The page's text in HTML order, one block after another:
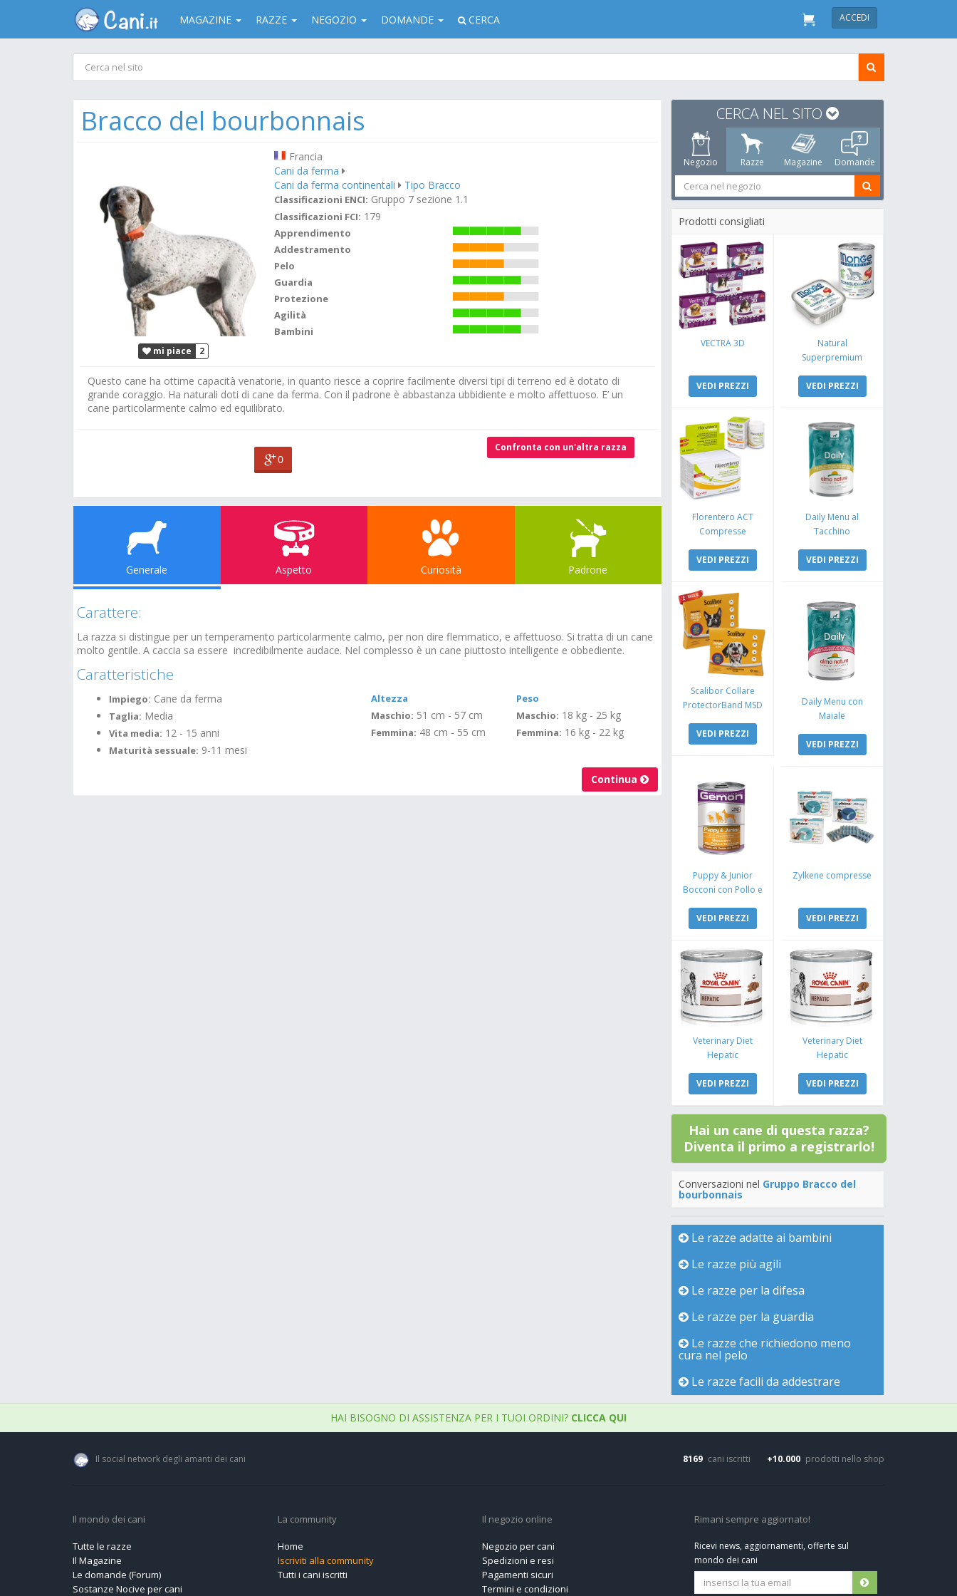
MAGAZINE RAZZE NEGOZIO DOMANDE CERCA ACCEDI
Bracco del bourbonnais
mi piace 2
Francia
Cani da ferma
Cani da ferma continentali
Tipo Bracco
Classificazioni ENCI: Gruppo 7 sezione 1.1
Classificazioni FCI: 179
Apprendimento
Addestramento
Pelo
Guardia
Protezione
Agilità
Bambini
Questo cane ha ottime capacità venatorie, in quanto riesce a coprire facilmente diversi tipi di terreno ed è dotato di
grande coraggio. Ha naturali doti di cane da ferma. Con il padrone è abbastanza ubbidiente e molto affettuoso. E’ un
cane particolarmente calmo ed equilibrato.
0
Confronta con un'altra razza
Generale Aspetto Curiosità Padrone
Carattere:
La razza si distingue per un temperamento particolarmente calmo, per non dire flemmatico, e affettuoso. Si tratta di un cane
molto gentile. A caccia sa essere incredibilmente audace. Nel complesso è un cane piuttosto intelligente e obbediente.
Caratteristiche
Impiego: Cane da ferma
Taglia: Media
Vita media: 12 - 15 anni
Maturità sessuale: 9-11 mesi
Altezza
Maschio: 51 cm - 57 cm
Femmina: 48 cm - 55 cm
Peso
Maschio: 18 kg - 25 kg
Femmina: 16 kg - 22 kg
Continua
CERCA NEL SITO
Negozio Razze Magazine Domande
Prodotti consigliati
VECTRA 3D
VEDI PREZZI
Natural
Superpremium
Coniglio e Mela
VEDI PREZZI
Florentero ACT
Compresse
VEDI PREZZI
Daily Menu al
Tacchino
VEDI PREZZI
Scalibor Collare
ProtectorBand MSD
VEDI PREZZI
Daily Menu con
Maiale
VEDI PREZZI
Puppy & Junior
Bocconi con Pollo e
VEDI PREZZI
Zylkene compresse
VEDI PREZZI
Veterinary Diet
Hepatic
VEDI PREZZI
Veterinary Diet
Hepatic
VEDI PREZZI
Hai un cane di questa razza?
Diventa il primo a registrarlo!
Conversazioni nel Gruppo Bracco del
bourbonnais
Le razze adatte ai bambini
Le razze più agili
Le razze per la difesa
Le razze per la guardia
Le razze che richiedono meno
cura nel pelo
Le razze facili da addestrare
HAI BISOGNO DI ASSISTENZA PER I TUOI ORDINI? CLICCA QUI
Il social network degli amanti dei cani 8169 cani iscritti +10.000 prodotti nello shop
Il mondo dei cani
Tutte le razze
Il Magazine
Le domande (Forum)
Sostanze Nocive per cani
La community
Home
Iscriviti alla community
Tutti i cani iscritti
Il negozio online
Negozio per cani
Spedizioni e resi
Pagamenti sicuri
Termini e condizioni
Rimani sempre aggiornato!
Ricevi news, aggiornamenti, offerte sul
mondo dei cani